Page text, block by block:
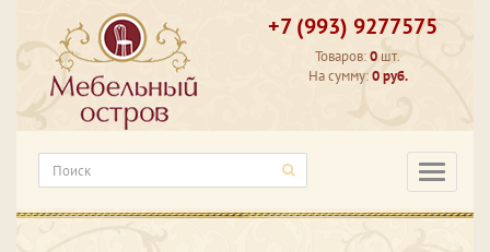
+7 (993) 9277575
Товаров:0 шт.
На сумму:0 руб.